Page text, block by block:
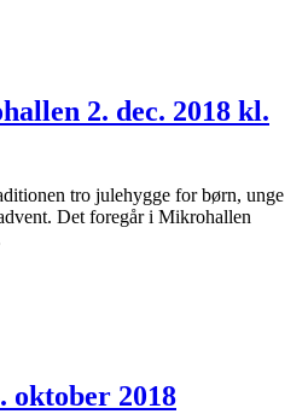
2. dec. 2018 kl.
tro julehygge for børn, unge
Det foregår i Mikrohallen
2018